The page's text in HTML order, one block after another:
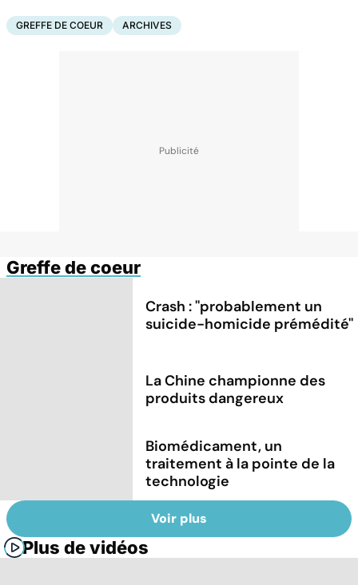
GREFFE DE COEUR ARCHIVES
Greffe de coeur
Crash : ''probablement un
suicide-homicide prémédité''
La Chine championne des
produits dangereux
Biomédicament, un
traitement à la pointe de la
technologie
Voir plus
Plus de vidéos